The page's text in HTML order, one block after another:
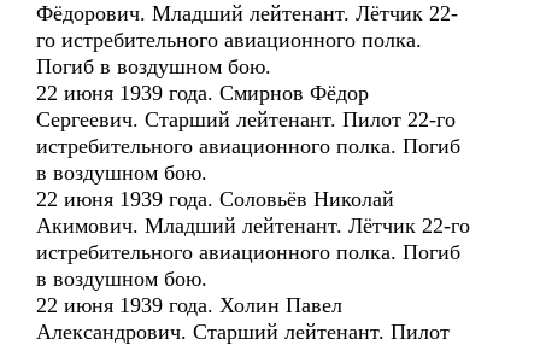
Фёдорович. Младший лейтенант. Лётчик 22-
го истребительного авиационного полка.
Погиб в воздушном бою.
22 июня 1939 года. Смирнов Фёдор
Сергеевич. Старший лейтенант. Пилот 22-го
истребительного авиационного полка. Погиб
в воздушном бою.
22 июня 1939 года. Соловьёв Николай
Акимович. Младший лейтенант. Лётчик 22-го
истребительного авиационного полка. Погиб
в воздушном бою.
22 июня 1939 года. Холин Павел
Александрович. Старший лейтенант. Пилот